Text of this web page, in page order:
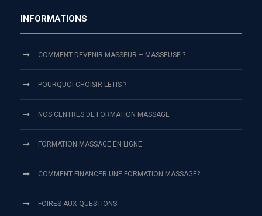
INFORMATIONS
COMMENT DEVENIR MASSEUR – MASSEUSE ?
POURQUOI CHOISIR LETIS ?
NOS CENTRES DE FORMATION MASSAGE
FORMATION MASSAGE EN LIGNE
COMMENT FINANCER UNE FORMATION MASSAGE?
FOIRES AUX QUESTIONS